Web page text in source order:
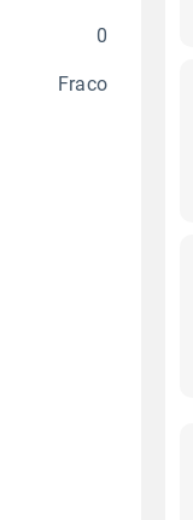
0
Fraco